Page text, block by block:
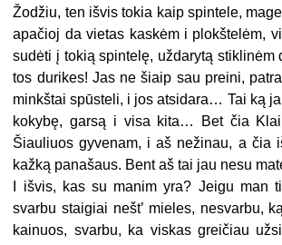
Žodžiu, ten išvis tokia kaip spintele,
apačioj da vietas kaskėm i plokštelėm,
sudėti į tokią spintelę, uždarytą stiklinėm
tos durikes! Jas ne šiaip sau preini,
minkštai spūsteli, i jos atsidara… Tai ką
kokybę, garsą i visa kita… Bet čia
Šiauliuos gyvenam, i aš nežinau, a čia
kažką panašaus. Bent aš tai jau nesu
I išvis, kas su manim yra? Jeigu man
svarbu staigiai nešt’ mieles, nesvarbu,
kainuos, svarbu, ka viskas greičiau